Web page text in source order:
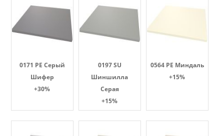
0171 PE Серый
Шифер
+30%
0197 SU
Шиншилла
Серая
+15%
0564 PE Миндаль
+15%